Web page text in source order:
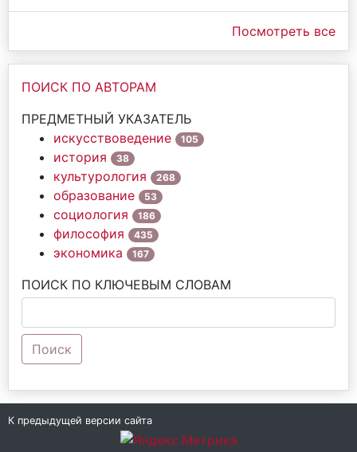
Посмотреть все
ПОИСК ПО АВТОРАМ
ПРЕДМЕТНЫЙ УКАЗАТЕЛЬ
искусствоведение
105
история 38
культурология 268
образование 53
социология 186
философия 435
экономика 167
ПОИСК ПО КЛЮЧЕВЫМ СЛОВАМ
Поиск
К предыдущей версии сайта